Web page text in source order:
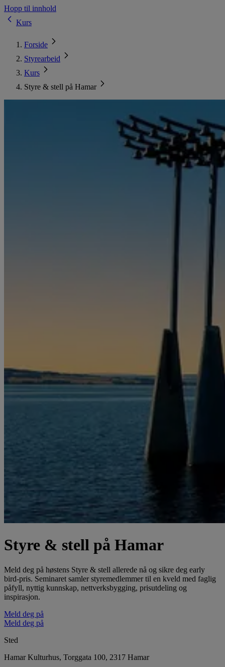
Hopp til innhold
Kurs
Forside
Styrearbeid
Kurs
Styre & stell på Hamar
Styre & stell på Hamar
Meld deg på høstens Styre & stell allerede nå og sikre deg early
bird-pris. Seminaret samler styremedlemmer til en kveld med faglig
påfyll, nyttig kunnskap, nettverksbygging, prisutdeling og
inspirasjon.
Meld deg på
Meld deg på
Sted
Hamar Kulturhus, Torggata 100, 2317 Hamar